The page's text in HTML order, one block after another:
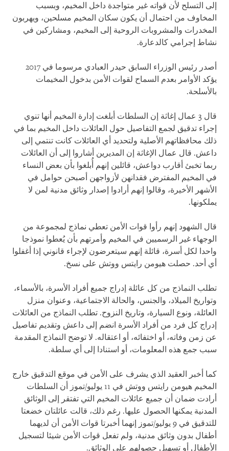
إلى التسلح لأن قواته غير متواجدة داخل المخيم، وبسبب
المخاوف من احتمال أن يكون سكان المخيم مسلحين، ويهربون
المخدرات والمشروبات الروحية إلى المخيم، ومشاركين في
نشاط إجرامي كالدعارة.
أصدر رئيس الوزراء السابق حيدر العبادي مرسوما في 2017
يؤكد الأوامر بعدم السماح لقوات الأمن بدخول المخيمات
بالأسلحة.
قال 3 عمال إغاثة إن السلطات أبلغت إدارة المخيم أنها تنوي
إجراء تدقيق لجمع التفاصيل حول العائلات داخل المخيم بما في
ذلك محافظاتهم الأصلية ولتحديد أي العائلات كانت تنتمي إلى
داعش. قال عمال الإغاثة إن المديرين أشاروا إلى أن العائلات
ربما تخبئ أقارب دواعش، قائلين إنهم أُبلغوا بأن بعض النساء
في المخيم المفترض فقدانهن لأزواجهن أصبحن حوامل في
الأشهر الأخيرة، وقالوا إنهم أرادوا إصدار وثائق مدنية لمن لا
يملكونها.
قال الشهود إنهم رأوا قوات الأمن تعطي نماذج لمجموعة من
الوجهاء غير الرسميين في المخيم وأمرتهم بأن يُعطوا نموذجا
واحدا لكل أسرة، قائلة إنهم سيتعرضون لإجراء قانوني إذا أغفلوا
أي أحد. حصلت هيومن رايتس ووتش على نسخ.
تطلب النماذج من كل عائلة إدراج جميع أفراد الأسرة، بالأسماء،
وتواريخ الميلاد، والجنس، والحالة الاجتماعية، وعنوان منزل
العائلة، ونوع السيارة، وتاريخ النزوح. تطلب النماذج من العائلات
إدراج كل فرد من أفراد الأسرة انضم إلى داعش وتقديم تفاصيل
عن زمن وفاته، أو اختفائه، أو اعتقاله. لا توضح النماذج المقدمة
سبب جمع هذه المعلومات، أو استنادا إلى أي سلطة.
كما أخبر العقيد الذي يشرف على الأمن في موقع التدقيق خارج
المخيم هيومن رايتس ووتش في 11 يوليو/تموز أن السلطات
أرادت ضمان أن جميع عائلات المخيم التي تفتقر إلى الوثائق
المدنية يمكنها الحصول عليها. رغم ذلك، قالت عائلتان خضعتا
للتدقيق في 9 يوليو/تموز إنهما أخبرتا قوات الأمن أن لديهما
أطفال بدون وثائق مدنية، ولم تفعل قوات الأمن شيئا لتسجيل
الأطفال أو تسهيل حصولهم على الوثائق.